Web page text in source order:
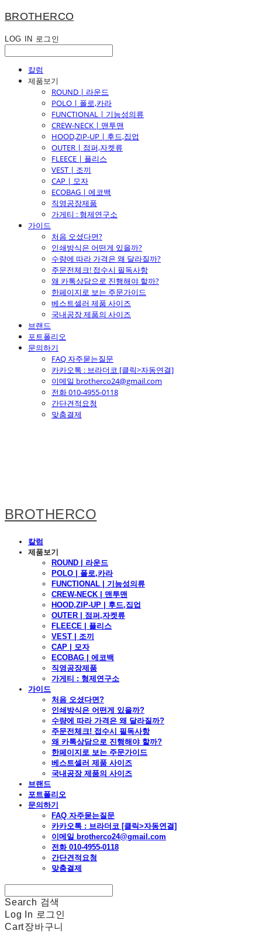
BROTHERCO
LOG IN 로그인
칼럼
제품보기
ROUND | 라운드
POLO | 폴로,카라
FUNCTIONAL | 기능성의류
CREW-NECK | 맨투맨
HOOD,ZIP-UP | 후드,집업
OUTER | 점퍼,자켓류
FLEECE | 플리스
VEST | 조끼
CAP | 모자
ECOBAG | 에코백
직영공장제품
가게티 : 형제연구소
가이드
처음 오셨다면?
인쇄방식은 어떤게 있을까?
수량에 따라 가격은 왜 달라질까?
주문전체크! 접수시 필독사항
왜 카톡상담으로 진행해야 할까?
한페이지로 보는 주문가이드
베스트셀러 제품 사이즈
국내공장 제품의 사이즈
브랜드
포트폴리오
문의하기
FAQ 자주묻는질문
카카오톡 : 브라더코 [클릭>자동연결]
이메일 brotherco24@gmail.com
전화 010-4955-0118
간단견적요청
맞춤결제
BROTHERCO
칼럼
제품보기
ROUND | 라운드
POLO | 폴로,카라
FUNCTIONAL | 기능성의류
CREW-NECK | 맨투맨
HOOD,ZIP-UP | 후드,집업
OUTER | 점퍼,자켓류
FLEECE | 플리스
VEST | 조끼
CAP | 모자
ECOBAG | 에코백
직영공장제품
가게티 : 형제연구소
가이드
처음 오셨다면?
인쇄방식은 어떤게 있을까?
수량에 따라 가격은 왜 달라질까?
주문전체크! 접수시 필독사항
왜 카톡상담으로 진행해야 할까?
한페이지로 보는 주문가이드
베스트셀러 제품 사이즈
국내공장 제품의 사이즈
브랜드
포트폴리오
문의하기
FAQ 자주묻는질문
카카오톡 : 브라더코 [클릭>자동연결]
이메일 brotherco24@gmail.com
전화 010-4955-0118
간단견적요청
맞춤결제
Search 검색
Log In 로그인
Cart장바구니